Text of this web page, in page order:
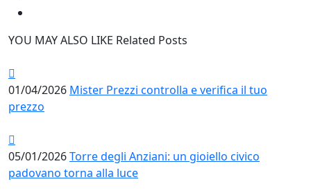
YOU MAY ALSO LIKE Related Posts
01/04/2026 Mister Prezzi controlla e verifica il tuo
prezzo
05/01/2026Torre degli Anziani: un gioiello civico
padovano torna alla luce